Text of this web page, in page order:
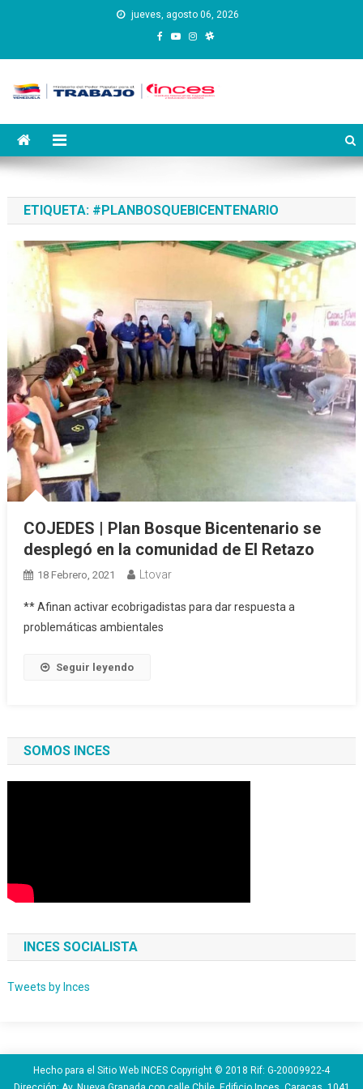
jueves, agosto 06, 2026
Instituto Nacional de
Capacitación y Educación
ETIQUETA: #PLANBOSQUEBICENTENARIO
COJEDES | Plan Bosque Bicentenario se
desplegó en la comunidad de El Retazo
18 Febrero, 2021 Ltovar
** Afinan activar ecobrigadistas para dar respuesta a
problemáticas ambientales
Seguir leyendo
SOMOS INCES
INCES SOCIALISTA
Tweets by Inces
Hecho para el Sitio Web INCES Copyright © 2018 Rif: G-20009922-4